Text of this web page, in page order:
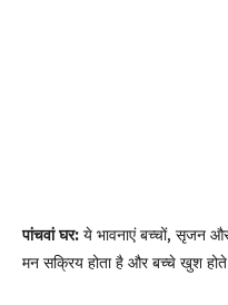
पांचवां घर: ये भावनाएं बच्चों, सृजन और
मन सक्रिय होता है और बच्चे खुश